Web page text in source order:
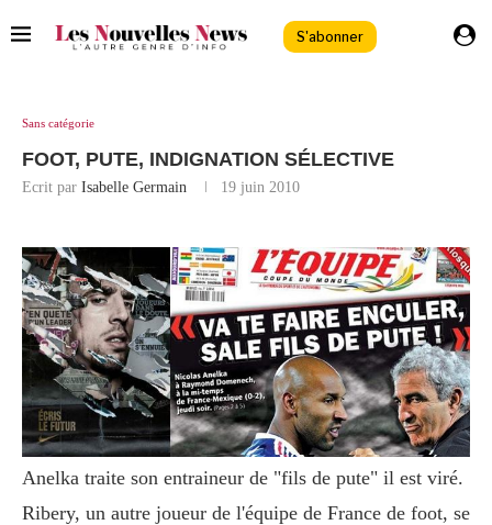
S'abonner
Sans catégorie
FOOT, PUTE, INDIGNATION SÉLECTIVE
Ecrit par Isabelle Germain 19 juin 2010
Anelka traite son entraineur de "fils de pute" il est viré.
Ribery, un autre joueur de l'équipe de France de foot, se